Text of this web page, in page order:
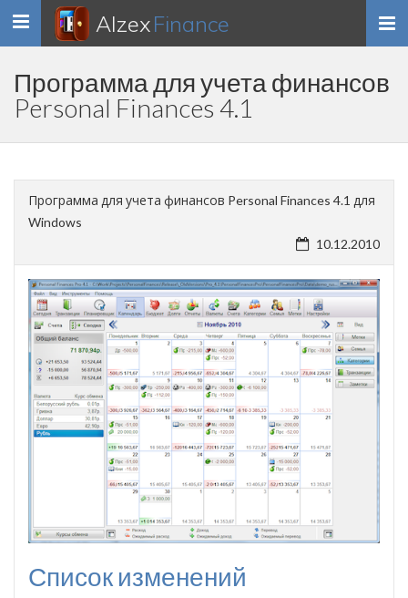
Toggle
navigation
AlzexFinance
Программа для учета финансов
Personal Finances 4.1
Программа для учета финансов Personal Finances 4.1 для
Windows
10.12.2010
Список изменений